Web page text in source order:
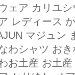
ェア カリユ
レディース
マジュン
わシャツ お
お土産 お土